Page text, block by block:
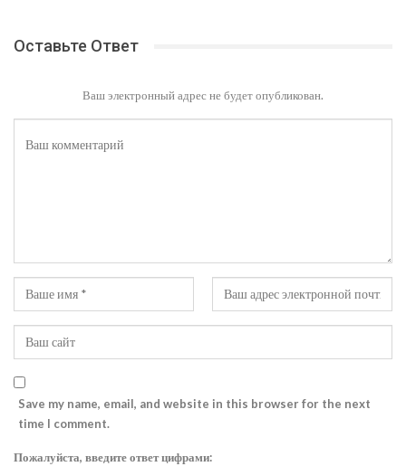
Оставьте Ответ
Ваш электронный адрес не будет опубликован.
Save my name, email, and website in this browser for the next
time I comment.
Пожалуйста, введите ответ цифрами: